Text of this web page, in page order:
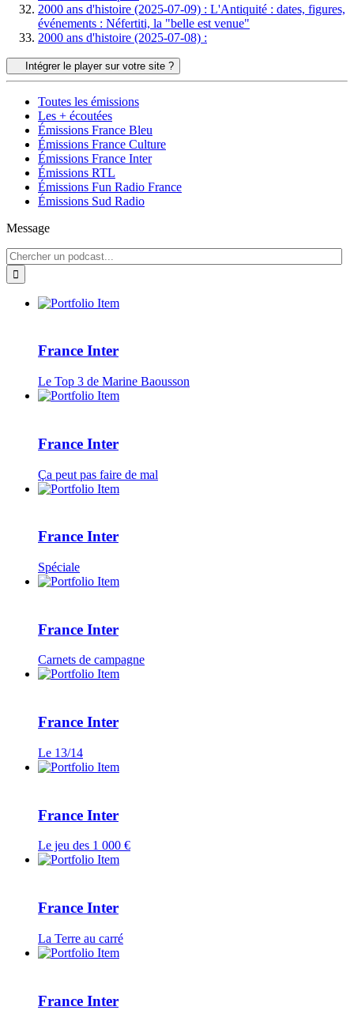
2000 ans d'histoire (2025-07-09) : L'Antiquité : dates, figures,
événements : Néfertiti, la "belle est venue"
2000 ans d'histoire (2025-07-08) :
Intégrer le player sur votre site ?
Toutes les émissions
Les + écoutées
Émissions France Bleu
Émissions France Culture
Émissions France Inter
Émissions RTL
Émissions Fun Radio France
Émissions Sud Radio
Message
France Inter
Le Top 3 de Marine Baousson
France Inter
Ça peut pas faire de mal
France Inter
Spéciale
France Inter
Carnets de campagne
France Inter
Le 13/14
France Inter
Le jeu des 1 000 €
France Inter
La Terre au carré
France Inter